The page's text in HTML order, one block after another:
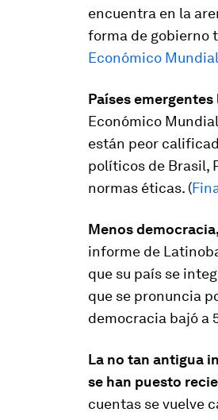
encuentra en la
forma de gobierno
Económico Mundial
Países
Económico
están peor
políticos de Brasil,
normas éticas. (
Menos
informe de
que su país se
que se pronuncia
democracia bajó a
La no tan antigua
se han puesto
cuentas se vuelve